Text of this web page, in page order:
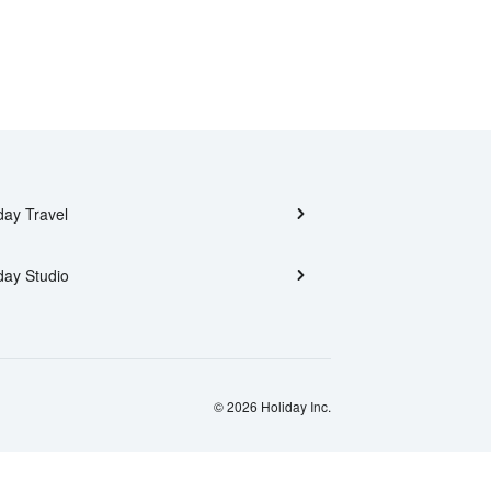
Travel
Studio
© 2026 Holiday Inc.